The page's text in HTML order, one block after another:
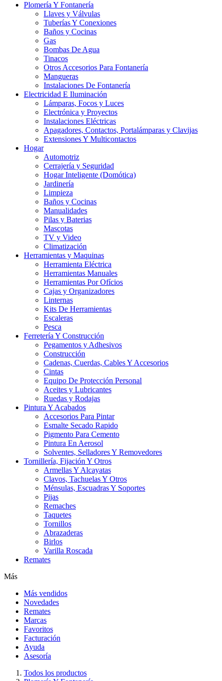
Plomería Y Fontanería
Llaves y Válvulas
Tuberías Y Conexiones
Baños y Cocinas
Gas
Bombas De Agua
Tinacos
Otros Accesorios Para Fontanería
Mangueras
Instalaciones De Fontanería
Electricidad E Iluminación
Lámparas, Focos y Luces
Electrónica y Proyectos
Instalaciones Eléctricas
Apagadores, Contactos, Portalámparas y Clavijas
Extensiones Y Multicontactos
Hogar
Automotriz
Cerrajería y Seguridad
Hogar Inteligente (Domótica)
Jardinería
Limpieza
Baños y Cocinas
Manualidades
Pilas y Baterias
Mascotas
TV y Video
Climatización
Herramientas y Maquinas
Herramienta Eléctrica
Herramientas Manuales
Herramientas Por Ofícios
Cajas y Organizadores
Linternas
Kits De Herramientas
Escaleras
Pesca
Ferretería Y Construcción
Pegamentos y Adhesivos
Construcción
Cadenas, Cuerdas, Cables Y Accesorios
Cintas
Equipo De Protección Personal
Aceites y Lubricantes
Ruedas y Rodajas
Pintura Y Acabados
Accesorios Para Pintar
Esmalte Secado Rapido
Pigmento Para Cemento
Pintura En Aerosol
Solventes, Selladores Y Removedores
Tornillería, Fijación Y Otros
Armellas Y Alcayatas
Clavos, Tachuelas Y Otros
Ménsulas, Escuadras Y Soportes
Pijas
Remaches
Taquetes
Tornillos
Abrazaderas
Birlos
Varilla Roscada
Remates
Más
Más vendidos
Novedades
Remates
Marcas
Favoritos
Facturación
Ayuda
Asesoría
Todos los productos